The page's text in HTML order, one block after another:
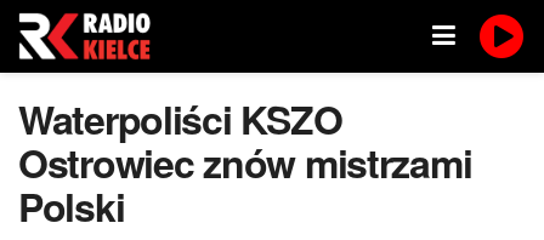
Waterpoliści KSZO
Ostrowiec znów mistrzami
Polski